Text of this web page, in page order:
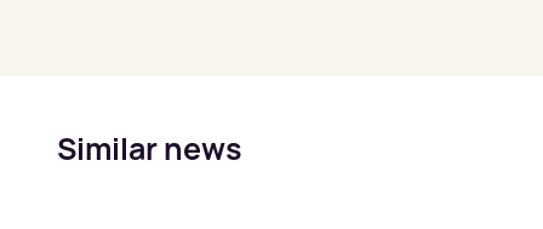
Similar news